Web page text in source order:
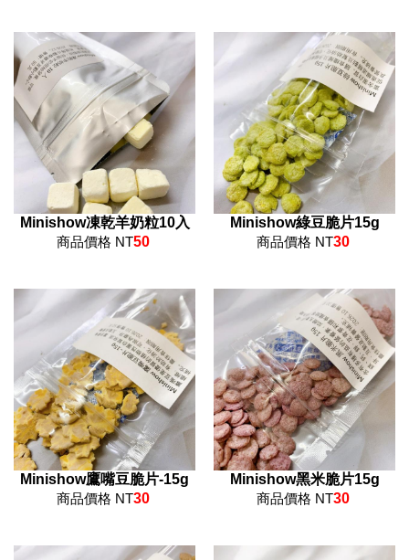
Minishow凍乾羊奶粒10入
商品價格 NT50
Minishow綠豆脆片15g
商品價格 NT30
Minishow鷹嘴豆脆片-15g
商品價格 NT30
Minishow黑米脆片15g
商品價格 NT30